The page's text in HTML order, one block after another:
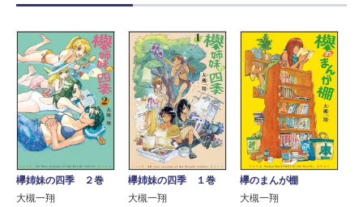
欅姉妹の四季 ２巻
大槻一翔
欅姉妹の四季 １巻
大槻一翔
欅のまんが棚
大槻一翔